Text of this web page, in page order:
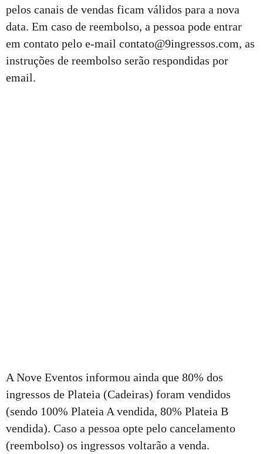
pelos canais de vendas ficam válidos para a nova
data. Em caso de reembolso, a pessoa pode entrar
em contato pelo e-mail contato@9ingressos.com, as
instruções de reembolso serão respondidas por
email.
A Nove Eventos informou ainda que 80% dos
ingressos de Plateia (Cadeiras) foram vendidos
(sendo 100% Plateia A vendida, 80% Plateia B
vendida). Caso a pessoa opte pelo cancelamento
(reembolso) os ingressos voltarão a venda.